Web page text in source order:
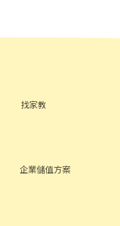
找家教
企業儲值方案